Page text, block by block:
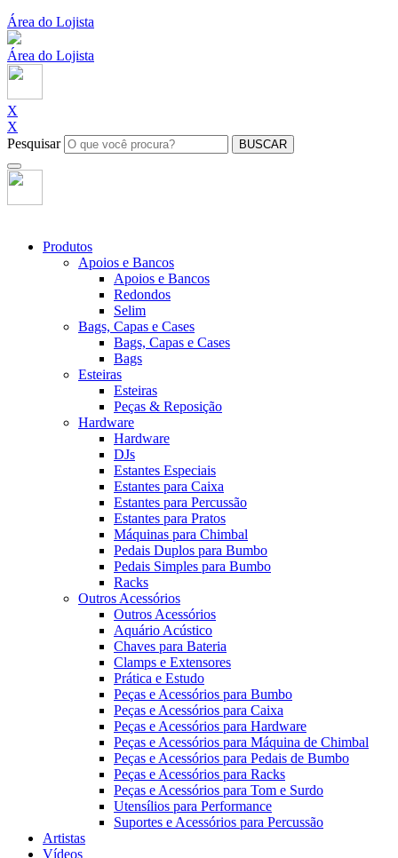
Área do Lojista
Área do Lojista
X
X
Pesquisar
BUSCAR
Produtos
Apoios e Bancos
Apoios e Bancos
Redondos
Selim
Bags, Capas e Cases
Bags, Capas e Cases
Bags
Esteiras
Esteiras
Peças & Reposição
Hardware
Hardware
DJs
Estantes Especiais
Estantes para Caixa
Estantes para Percussão
Estantes para Pratos
Máquinas para Chimbal
Pedais Duplos para Bumbo
Pedais Simples para Bumbo
Racks
Outros Acessórios
Outros Acessórios
Aquário Acústico
Chaves para Bateria
Clamps e Extensores
Prática e Estudo
Peças e Acessórios para Bumbo
Peças e Acessórios para Caixa
Peças e Acessórios para Hardware
Peças e Acessórios para Máquina de Chimbal
Peças e Acessórios para Pedais de Bumbo
Peças e Acessórios para Racks
Peças e Acessórios para Tom e Surdo
Utensílios para Performance
Suportes e Acessórios para Percussão
Artistas
Vídeos